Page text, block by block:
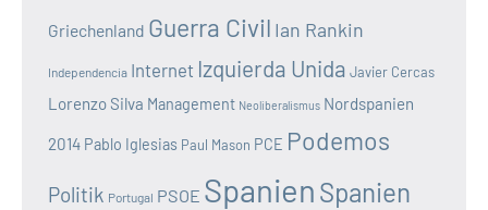
Griechenland Guerra Civil Ian Rankin
Independencia Internet Izquierda Unida Javier Cercas
Lorenzo Silva Management Neoliberalismus Nordspanien
2014 Pablo Iglesias Paul Mason PCE Podemos
Politik Portugal PSOE Spanien Spanien